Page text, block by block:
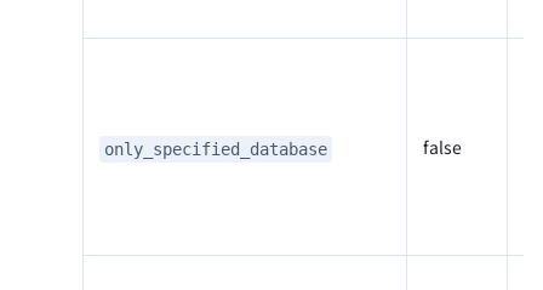
only_specified_database false